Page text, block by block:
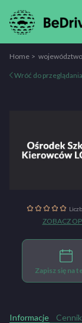
Home
Wróć do
ZOBACZ
Zapisz się na
Informacje Cennik